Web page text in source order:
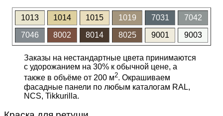
1013 1014 1015 1019 7031 7042
7046 8002 8014 8025 9001 9003
Заказы на нестандартные цвета принимаются
с удорожанием на 30% к обычной цене, а
также в объёме от 200 м2. Окрашиваем
фасадные панели по любым каталогам RAL,
NCS, Tikkurilla.